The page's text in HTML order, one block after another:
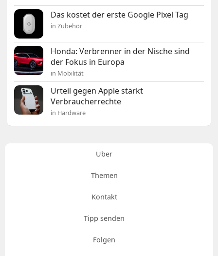
Das kostet der erste Google Pixel Tag
in Zubehör
Honda: Verbrenner in der Nische sind
der Fokus in Europa
in Mobilität
Urteil gegen Apple stärkt
Verbraucherrechte
in Hardware
Über
Themen
Kontakt
Tipp senden
Folgen